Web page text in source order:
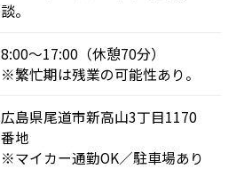
談。
8:00～17:00（休憩70分）
※繁忙期は残業の可能性あり。
広島県尾道市新高山3丁目1170
番地
※マイカー通勤OK／駐車場あり